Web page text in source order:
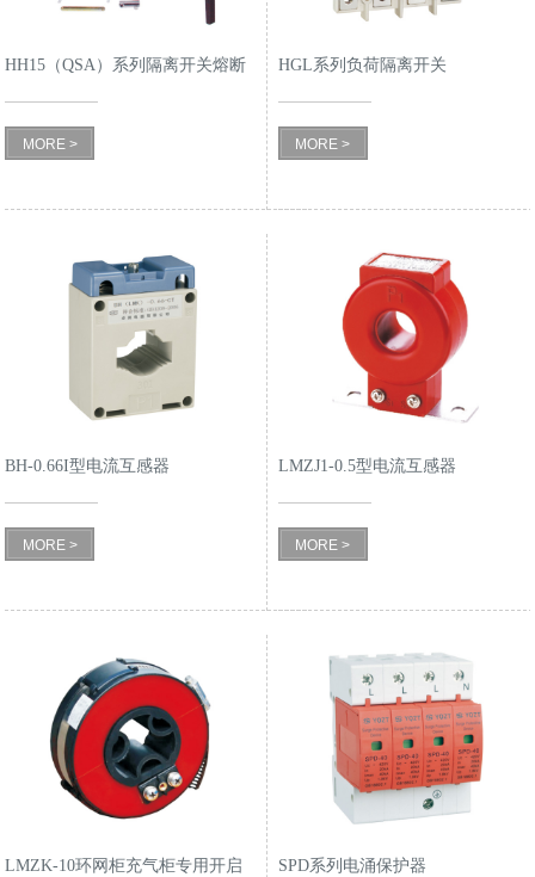
HH15（QSA）系列隔离开关熔断
器组
MORE >
HGL系列负荷隔离开关
MORE >
BH-0.66I型电流互感器
MORE >
LMZJ1-0.5型电流互感器
MORE >
LMZK-10环网柜充气柜专用开启
SPD系列电涌保护器